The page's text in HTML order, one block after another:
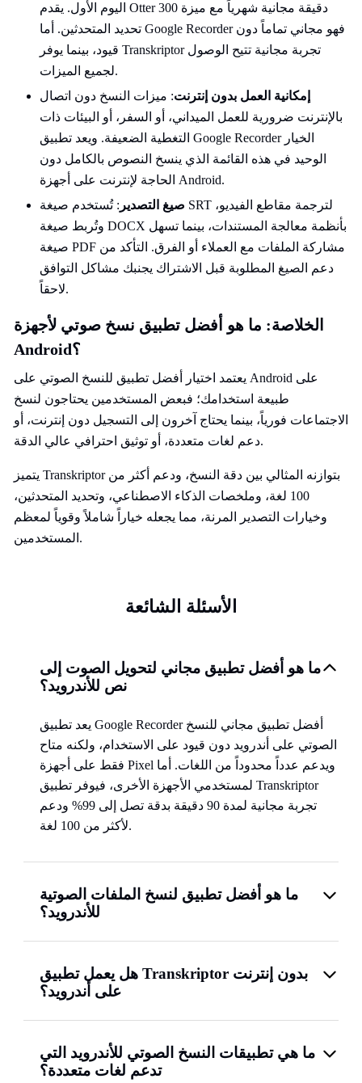
اليوم الأول. يقدم Otter 300 دقيقة مجانية شهرياً مع ميزة
تحديد المتحدثين. أما Google Recorder فهو مجاني تماماً دون
قيود، بينما يوفر Transkriptor تجربة مجانية تتيح الوصول
لجميع الميزات.
إمكانية العمل بدون إنترنت: ميزات النسخ دون اتصال
بالإنترنت ضرورية للعمل الميداني، أو السفر، أو البيئات ذات
التغطية الضعيفة. ويعد تطبيق Google Recorder الخيار
الوحيد في هذه القائمة الذي ينسخ النصوص بالكامل دون
الحاجة لإنترنت على أجهزة Android.
صيغ التصدير : تُستخدم صيغة SRT لترجمة مقاطع الفيديو،
وتُربط صيغة DOCX بأنظمة معالجة المستندات، بينما تسهل
صيغة PDF مشاركة الملفات مع العملاء أو الفرق. التأكد من
دعم الصيغ المطلوبة قبل الاشتراك يجنبك مشاكل التوافق
لاحقاً.
الخلاصة: ما هو أفضل تطبيق نسخ صوتي لأجهزة
Android؟
يعتمد اختيار أفضل تطبيق للنسخ الصوتي على Android على
طبيعة استخدامك؛ فبعض المستخدمين يحتاجون لنسخ
الاجتماعات فورياً، بينما يحتاج آخرون إلى التسجيل دون إنترنت، أو
دعم لغات متعددة، أو توثيق احترافي عالي الدقة.
يتميز Transkriptor بتوازنه المثالي بين دقة النسخ، ودعم أكثر من
100 لغة، وملخصات الذكاء الاصطناعي، وتحديد المتحدثين،
وخيارات التصدير المرنة، مما يجعله خياراً شاملاً وقوياً لمعظم
المستخدمين.
الأسئلة الشائعة
ما هو أفضل تطبيق مجاني لتحويل الصوت إلى
نص للأندرويد؟
يعد تطبيق Google Recorder أفضل تطبيق مجاني للنسخ
الصوتي على أندرويد دون قيود على الاستخدام، ولكنه متاح
فقط على أجهزة Pixel ويدعم عدداً محدوداً من اللغات. أما
لمستخدمي الأجهزة الأخرى، فيوفر تطبيق Transkriptor
تجربة مجانية لمدة 90 دقيقة بدقة تصل إلى 99% ودعم
لأكثر من 100 لغة.
ما هو أفضل تطبيق لنسخ الملفات الصوتية
للأندرويد؟
هل يعمل تطبيق Transkriptor بدون إنترنت
على أندرويد؟
ما هي تطبيقات النسخ الصوتي للأندرويد التي
تدعم لغات متعددة؟